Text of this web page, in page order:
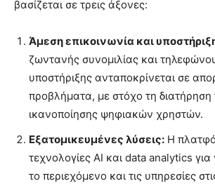
βασίζεται σε τρεις άξονες:
Άμεση επικοινωνία και
ζωντανής συνομιλίας και
υποστήριξης ανταποκρίνεται σε
προβλήματα, με στόχο τη διατήρηση
ικανοποίησης ψηφιακών χρηστών.
Εξατομικευμένες λύσεις: Η
τεχνολογίες AI και data analytics
το περιεχόμενο και τις υπηρεσίες